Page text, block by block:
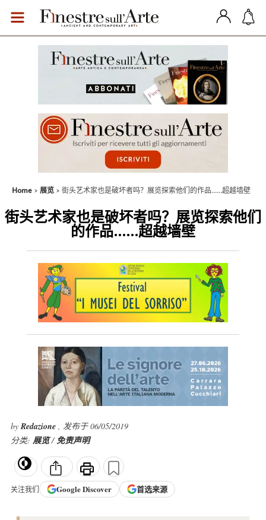
Home 展览 街头艺术家也是破坏者吗？展览探索他们的作品......超越墙壁
街头艺术家也是破坏者吗？展览探索他们
的作品......超越墙壁
byRedazione , 发布于 06/05/2019
分类: 展览/免责声明
关注我们 GoogleDiscover 首选来源